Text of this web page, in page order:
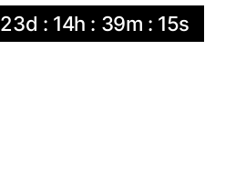
23d : 14h : 39m : 14s